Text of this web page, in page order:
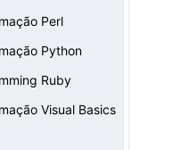
Perl
Python
Ruby
Visual Basics